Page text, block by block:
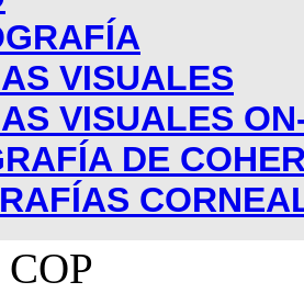
VISUALES
VISUALES
DE
COP